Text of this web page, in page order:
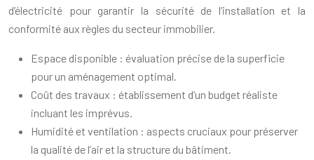
d’électricité pour garantir la sécurité de l’installation et la
conformité aux règles du secteur immobilier.
Espace disponible : évaluation précise de la superficie
pour un aménagement optimal.
Coût des travaux : établissement d’un budget réaliste
incluant les imprévus.
Humidité et ventilation : aspects cruciaux pour préserver
la qualité de l’air et la structure du bâtiment.